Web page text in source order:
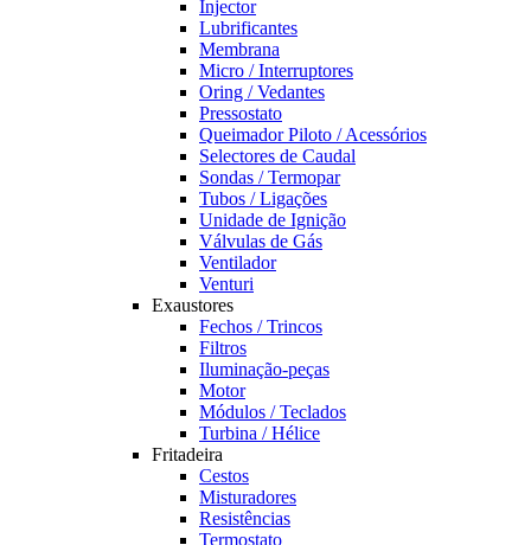
Injector
Lubrificantes
Membrana
Micro / Interruptores
Oring / Vedantes
Pressostato
Queimador Piloto / Acessórios
Selectores de Caudal
Sondas / Termopar
Tubos / Ligações
Unidade de Ignição
Válvulas de Gás
Ventilador
Venturi
Exaustores
Fechos / Trincos
Filtros
Iluminação-peças
Motor
Módulos / Teclados
Turbina / Hélice
Fritadeira
Cestos
Misturadores
Resistências
Termostato